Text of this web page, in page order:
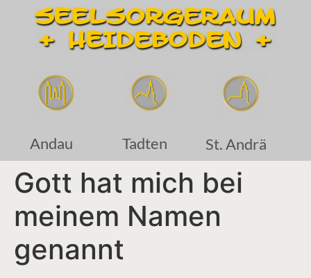
Andau Tadten St. Andrä
Gott hat mich bei
meinem Namen
genannt